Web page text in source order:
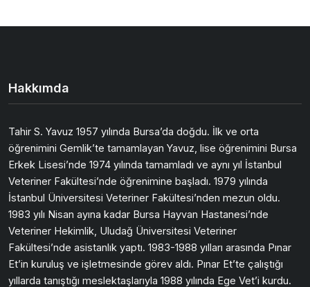
Hakkımda
Tahir S. Yavuz 1957 yılında Bursa’da doğdu. İlk ve orta
öğrenimini Gemlik’te tamamlayan Yavuz, lise öğrenimini Bursa
Erkek Lisesi’nde 1974 yılında tamamladı ve aynı yıl İstanbul
Veteriner Fakültesi’nde öğrenimine başladı. 1979 yılında
İstanbul Üniversitesi Veteriner Fakültesi’nden mezun oldu.
1983 yılı Nisan ayına kadar Bursa Hayvan Hastanesi’nde
Veteriner Hekimlik, Uludağ Üniversitesi Veteriner
Fakültesi’nde asistanlık yaptı. 1983-1988 yılları arasında Pınar
Et’in kuruluş ve işletmesinde görev aldı. Pınar Et’te çalıştığı
yıllarda tanıştığı meslektaşlarıyla 1988 yılında Ege Vet’i kurdu.